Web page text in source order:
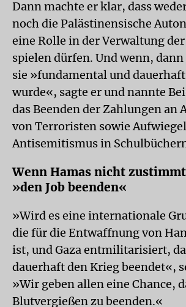
Dann machte er klar, dass
noch die Palästinensische
eine Rolle in der Verwaltung
spielen dürfen. Und wenn,
sie »fundamental und
wurde«, sagte er und nannte
das Beenden der Zahlungen an
von Terroristen sowie
Antisemitismus in
Wenn Hamas nicht
»den Job beenden«
»Wird es eine internationale
die für die Entwaffnung von
ist, und Gaza entmilitarisiert,
dauerhaft den Krieg beendet«,
»Wir geben allen eine Chance,
Blutvergießen zu beenden.«